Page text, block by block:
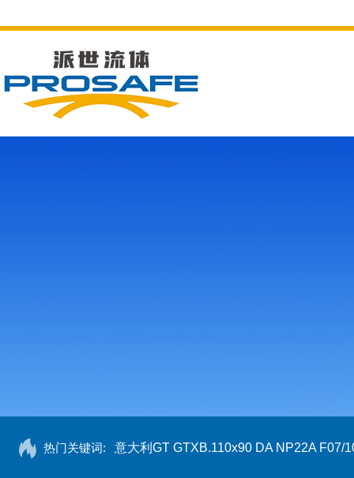
热门关键词: 意大利GT GTXB.110x90 DA NP22A F07/